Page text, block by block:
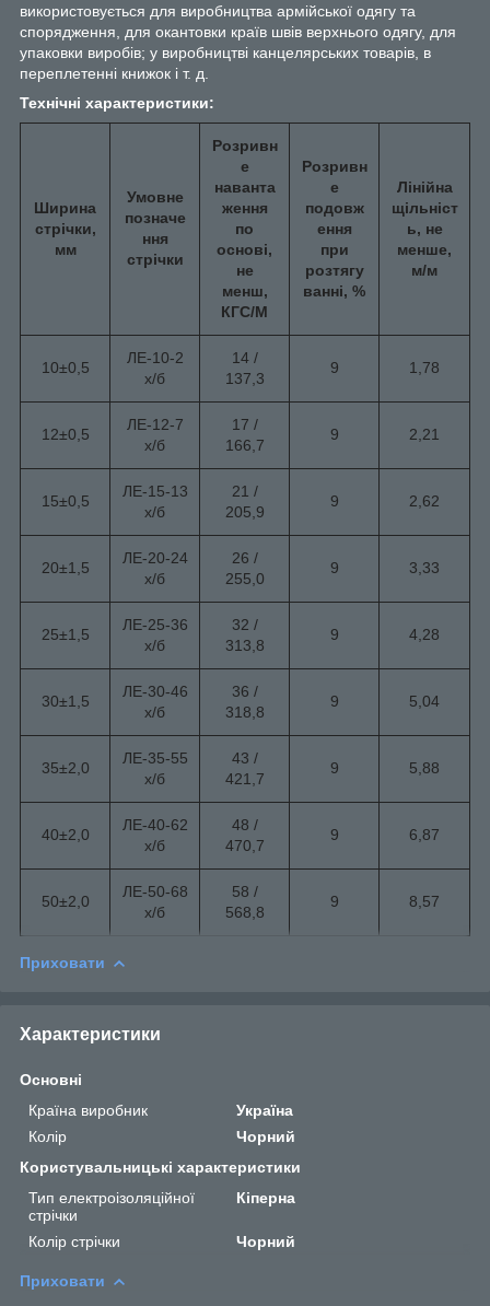
використовується для виробництва армійської одягу та
спорядження, для окантовки країв швів верхнього одягу, для
упаковки виробів; у виробництві канцелярських товарів, в
переплетенні книжок і т. д.
Технічні характеристики:
Ширина
стрічки,
мм
Умовне
позначе
ння
стрічки
Розривн
е
наванта
ження
по
основі,
не
менш,
КГС/М
Розривн
е
подовж
ення
при
розтягу
ванні, %
Лінійна
щільніст
ь, не
менше,
м/м
10±0,5
ЛЕ-10-2
х/б
14 /
137,3
9 1,78
12±0,5
ЛЕ-12-7
х/б
17 /
166,7
9 2,21
15±0,5
ЛЕ-15-13
х/б
21 /
205,9
9 2,62
20±1,5
ЛЕ-20-24
х/б
26 /
255,0
9 3,33
25±1,5
ЛЕ-25-36
х/б
32 /
313,8
9 4,28
30±1,5
ЛЕ-30-46
х/б
36 /
318,8
9 5,04
35±2,0
ЛЕ-35-55
х/б
43 /
421,7
9 5,88
40±2,0
ЛЕ-40-62
х/б
48 /
470,7
9 6,87
50±2,0
ЛЕ-50-68
х/б
58 /
568,8
9 8,57
Приховати
Характеристики
Основні
Країна виробник
Україна
Колір
Чорний
Користувальницькі характеристики
Тип електроізоляційної
стрічки
Кіперна
Колір стрічки Чорний
Приховати